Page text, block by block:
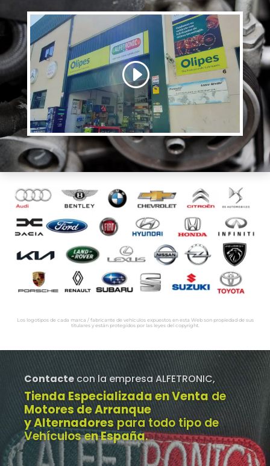
Los logotipos de cada marca / fabricante de vehículos expuestos en esta Web son propiedad de sus
titulares y están protegidos por las leyes del copyright.
Contacte con la empresa ALFETRONIC,
Tienda Especializada en Venta de
Motores de Arranque
y Alternadores para todo tipo de
Vehículos en España.